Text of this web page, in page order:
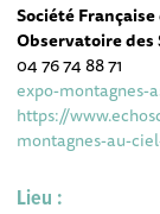
Société
Observatoire des
04 76 74 88 71
expo-montagnes-
https://
montagnes-au-
Lieu :